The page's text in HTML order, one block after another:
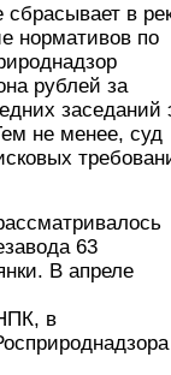
в
нормативов по
рублей за
заседаний
не менее, суд
63
В апреле
в